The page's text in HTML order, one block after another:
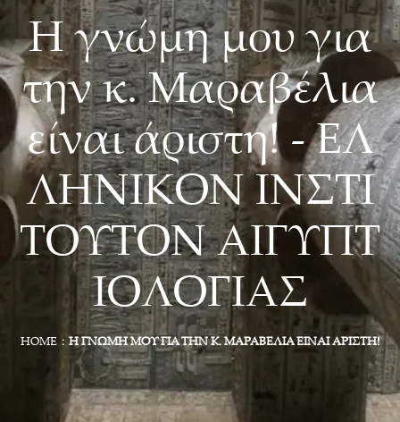
Η γνώμη μου για
την κ. Μαραβέλια
είναι άριστη! - ΕΛ
ΛΗΝΙΚΟΝ ΙΝΣΤΙ
ΤΟΥΤΟΝ ΑΙΓΥΠΤ
ΙΟΛΟΓΙΑΣ
HOME Η ΓΝΏΜΗ ΜΟΥ ΓΙΑ ΤΗΝ Κ. ΜΑΡΑΒΈΛΙΑ ΕΊΝΑΙ ΆΡΙΣΤΗ!